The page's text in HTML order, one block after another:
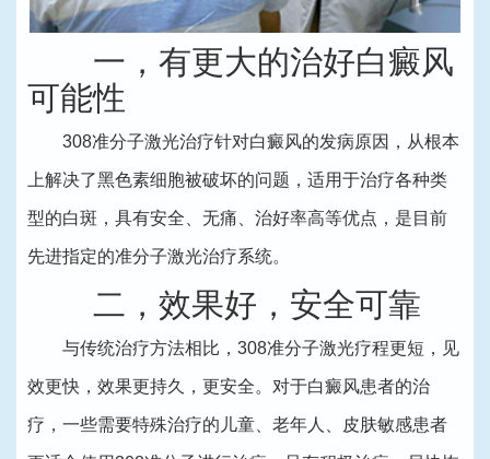
一，有更大的治好白癜风
可能性
308准分子激光治疗针对白癜风的发病原因，从根本
上解决了黑色素细胞被破坏的问题，适用于治疗各种类
型的白斑，具有安全、无痛、治好率高等优点，是目前
先进指定的准分子激光治疗系统。
二，效果好，安全可靠
与传统治疗方法相比，308准分子激光疗程更短，见
效更快，效果更持久，更安全。对于白癜风患者的治
疗，一些需要特殊治疗的儿童、老年人、皮肤敏感患者